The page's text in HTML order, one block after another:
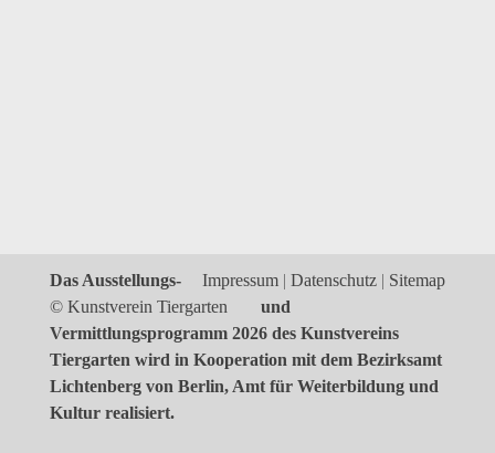
Impressum Datenschutz
Sitemap
© Kunstverein Tiergarten
Das Ausstellungs-
und
Vermittlungsprogramm 2026 des Kunstvereins
Tiergarten wird in Kooperation mit dem Bezirksamt
Lichtenberg von Berlin, Amt für Weiterbildung und
Kultur realisiert.